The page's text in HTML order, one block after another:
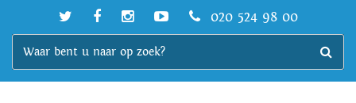
020 524 98 00